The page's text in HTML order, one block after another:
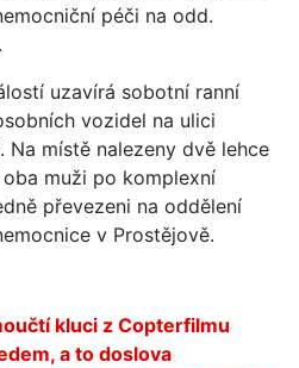
péči na odd.
uzavírá sobotní ranní
vozidel na ulici
Na místě nalezeny dvě lehce
muži po komplexní
převezeni na oddělení
v Prostějově.
kluci z Copterfilmu
a to doslova